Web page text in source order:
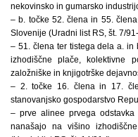
nekovinsko in gumarsko
– b. točke 52. člena in 55.
Slovenije (Uradni list RS, št. 7/91-
– 51. člena ter tistega dela a.
izhodiščne plače, kolektivne
založniške in knjigotrške
– 2. točke 16. člena in 17.
stanovanjsko gospodarstvo
– prve alinee prvega
nanašajo na višino